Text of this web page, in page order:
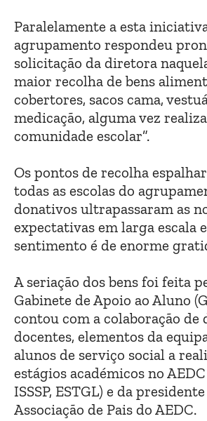
Paralelamente a esta
agrupamento respondeu
solicitação da diretora
maior recolha de bens
cobertores, sacos cama,
medicação, alguma vez
comunidade escolar”.
Os pontos de recolha
todas as escolas do
donativos ultrapassaram as
expectativas em larga escala
sentimento é de enorme
A seriação dos bens foi feita
Gabinete de Apoio ao Aluno
contou com a colaboração de
docentes, elementos da
alunos de serviço social a
estágios académicos no
ISSSP, ESTGL) e da
Associação de Pais do AEDC.